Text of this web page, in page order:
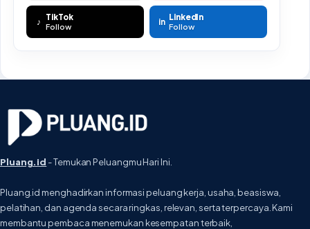
♪ TikTok
Follow in LinkedIn
Follow
Pluang.id - Temukan Peluangmu Hari Ini.
Pluang.id menghadirkan informasi peluang kerja, usaha, beasiswa,
pelatihan, dan agenda secara ringkas, relevan, serta terpercaya. Kami
membantu pembaca menemukan kesempatan terbaik,